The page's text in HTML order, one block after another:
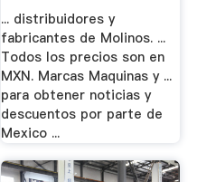
... distribuidores y
fabricantes de Molinos. ...
Todos los precios son en
MXN. Marcas Maquinas y ...
para obtener noticias y
descuentos por parte de
Mexico ...